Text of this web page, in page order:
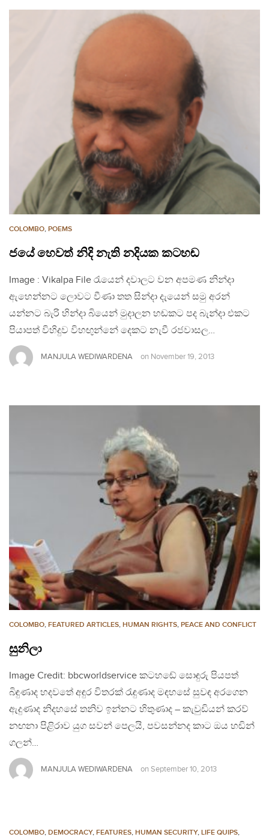
COLOMBO, POEMS
ජයේ හෙවත් නිදි නැති නදියක කටහඬ
Image : Vikalpa File රැයෙන් දවාලට වන අපමණ නින්දා
ඇහෙන්නට ලොවට වීණා තත සින්දා දැයෙන් සමු අරන්
යන්නට බැරි හින්දා බියෙන් මුදාලන හඬකට පද බැන්දා එකට
පියාපත් විහිදුව විහඟුන්නේ දෙකට නැවී රජවාසල…
MANJULA WEDIWARDENA on November 19, 2013
COLOMBO, FEATURED ARTICLES, HUMAN RIGHTS, PEACE AND CONFLICT
සුනිලා
Image Credit: bbcworldservice කටහඬේ සොඳුරු පියපත්
බිඳුණාද හදවතේ අඳුර විතරක් රැඳුණාද මඳහසේ සුවඳ අරගෙන
ඇදුණාද නිදහසේ තනිව ඉන්නට හිතුණාද – කැවුඩියන් කරව්
නඟනා පිළිරාව යුග සවන් පෙලයි, පවසන්නද කාට ඔය හඬින්
ගලන්…
MANJULA WEDIWARDENA on September 10, 2013
COLOMBO, DEMOCRACY, FEATURES, HUMAN SECURITY, LIFE QUIPS,